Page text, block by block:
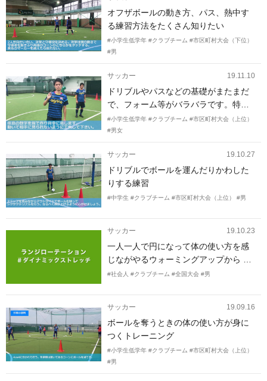
オフザボールの動き方、パス、熱中す
る練習方法をたくさん知りたい
#小学生低学年 #クラブチーム #市区町村大会（下位）
#男
サッカー 19.11.10
ドリブルやパスなどの基礎がまたまだ
で、フォーム等がバラバラです。特に
インサイドばかりのタッチのくせがつ
いていて、相手の足とぶつかることも
に運ぶ等指導していますが、なかなか
です。アウトサイドを使ったり等のい
い練習メニューがあればと思っていま
す。
#小学生低学年 #クラブチーム #市区町村大会（上位）
#男女
サッカー 19.10.27
ドリブルでボールを運んだりかわした
りする練習
#中学生 #クラブチーム #市区町村大会（上位） #男
サッカー 19.10.23
一人一人で円になって体の使い方を感
じながやるウォーミングアップから 戦
術の練習に入るまでの運動のスイッチ
#社会人 #クラブチーム #全国大会 #男
サッカー 19.09.16
ボールを奪うときの体の使い方が身に
つくトレーニング
#小学生低学年 #クラブチーム #市区町村大会（上位）
#男